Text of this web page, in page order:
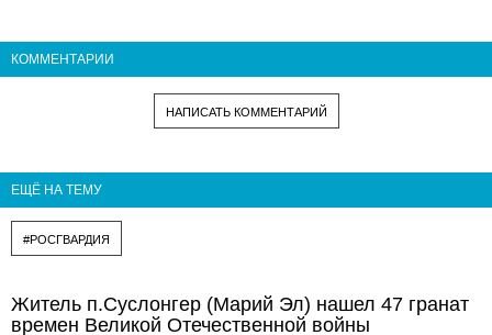
КОММЕНТАРИИ
НАПИСАТЬ КОММЕНТАРИЙ
ЕЩЁ НА ТЕМУ
#РОСГВАРДИЯ
Житель п.Суслонгер (Марий Эл) нашел 47 гранат
времен Великой Отечественной войны